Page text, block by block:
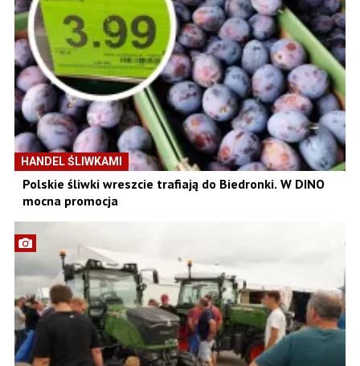
HANDEL ŚLIWKAMI
Polskie śliwki wreszcie trafiają do Biedronki. W DINO
mocna promocja